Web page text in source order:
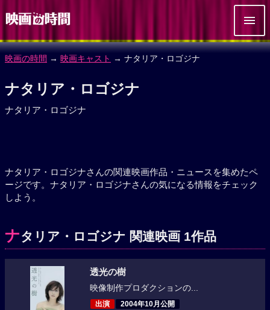
映画の時間 → 映画キャスト → ナタリア・ロゴジナ
ナタリア・ロゴジナ
ナタリア・ロゴジナ
ナタリア・ロゴジナさんの関連映画作品・ニュースを集めたペ
ージです。ナタリア・ロゴジナさんの気になる情報をチェック
しよう。
ナタリア・ロゴジナ 関連映画 1作品
透光の樹
映像制作プロダクションの...
出演 2004年10月公開